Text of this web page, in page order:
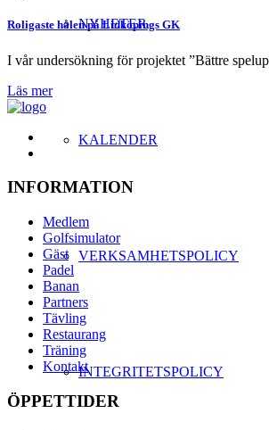
NYHETER
KALENDER
VERKSAMHETSPOLICY
INTEGRITETSPOLICY
Roligaste hålen på Lidköpings GK
I vår undersökning för projektet ”Bättre
Läs mer
INFORMATION
Medlem
Golfsimulator
Gäst
Padel
Banan
Partners
Tävling
Restaurang
Träning
Kontakt
ÖPPETTIDER